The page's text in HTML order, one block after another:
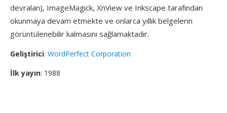
devralan), ImageMagick, XnView ve Inkscape tarafından
okunmaya devam etmekte ve onlarca yıllık belgelerin
görüntülenebilir kalmasını sağlamaktadır.
Geliştirici: WordPerfect Corporation
İlk yayın: 1988